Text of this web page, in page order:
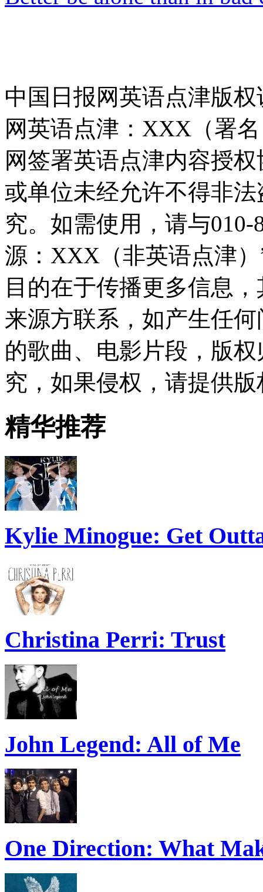
中国日报网英语点津版
网英语点津：XXX（署
网签署英语点津内容授
或单位未经允许不得非
究。如需使用，请与010-
源：XXX（非英语点津
目的在于传播更多信息
来源方联系，如产生任
的歌曲、电影片段，版
究，如果侵权，请提供
精华推荐
Kylie Minogue: Get
Christina Perri: Trust
John Legend: All of Me
One Direction: What